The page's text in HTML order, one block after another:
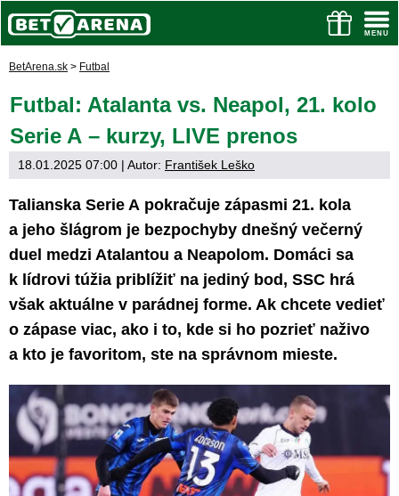
BetArena.sk > Futbal
Futbal: Atalanta vs. Neapol, 21. kolo
Serie A – kurzy, LIVE prenos
18.01.2025 07:00 | Autor: František Leško
Talianska Serie A pokračuje zápasmi 21. kola
a jeho šlágrom je bezpochyby dnešný večerný
duel medzi Atalantou a Neapolom. Domáci sa
k lídrovi túžia priblížiť na jediný bod, SSC hrá
však aktuálne v parádnej forme. Ak chcete vedieť
o zápase viac, ako i to, kde si ho pozrieť naživo
a kto je favoritom, ste na správnom mieste.